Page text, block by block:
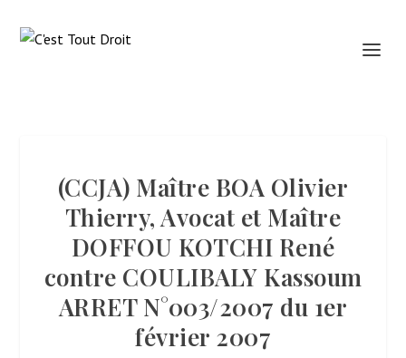
(CCJA) Maître BOA Olivier
Thierry, Avocat et Maître
DOFFOU KOTCHI René
contre COULIBALY Kassoum
ARRET N°003/2007 du 1er
février 2007